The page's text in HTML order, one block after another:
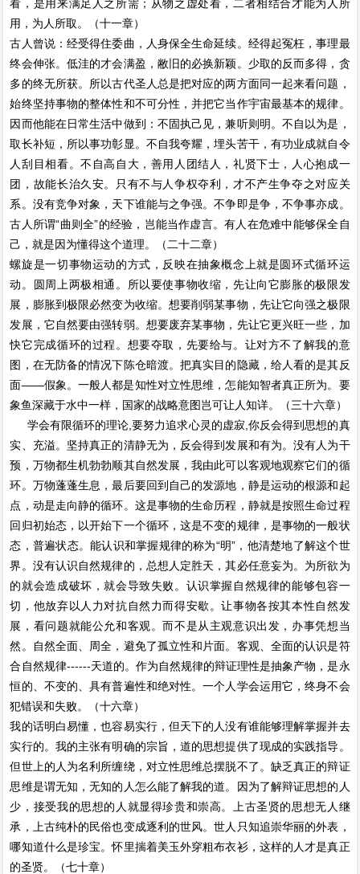
看，是用来满足人之所需；从物之虚处看，二者相结合才能为人所
用，为人所取。（十一章）
古人曾说：经受得住委曲，人身保全生命延续。经得起冤枉，事理最
终会伸张。低洼的才会满盈，敝旧的必换新颖。少取的反而多得，贪
多的终无所获。所以古代圣人总是把对应的两方面同一起来看问题，
始终坚持事物的整体性和不可分性，并把它当作宇宙最基本的规律。
因而他能在日常生活中做到：不固执己见，兼听则明。不自以为是，
取长补短，所以事功彰显。不自我夸耀，埋头苦干，有功业成就自令
人刮目相看。不自高自大，善用人团结人，礼贤下士，人心抱成一
团，故能长治久安。只有不与人争权夺利，才不产生争夺之对应关
系。没有竞争对象，天下谁能与之争强。不争即是争，不争事亦成。
古人所谓“曲则全”的经验，岂能当作虚言。有人在危难中能够保全自
己，就是因为懂得这个道理。（二十二章）
螺旋是一切事物运动的方式，反映在抽象概念上就是圆环式循环运
动。圆周上两极相通。所以要使事物收缩，先让向它膨胀的极限发
展，膨胀到极限必然变为收缩。想要削弱某事物，先让它向强之极限
发展，它自然要由强转弱。想要废弃某事物，先让它更兴旺一些，加
快它完成循环的过程。想要夺取，先要给与。让对方不了解我的意
图，在无防备的情况下陈仓暗渡。把真实目的隐藏，给人看的是其反
面——假象。一般人都是知性对立性思维，怎能知智者真正所为。要
象鱼深藏于水中一样，国家的战略意图岂可让人知详。（三十六章）
学会有限循环的理论,要努力追求心灵的虚寂,你反会得到思想的真
实、充溢。坚持真正的清静无为，反会得到发展和有为。没有人为干
预，万物都生机勃勃顺其自然发展，我由此可以客观地观察它们的循
环。万物蓬蓬生息，最后要回到自己的发源地，静是运动的根源和起
点，动是走向静的循环。这是事物的生命历程，静就是按照生命过程
回归初始态，以开始下一个循环，这是不变的规律，是事物的一般状
态，普遍状态。能认识和掌握规律的称为“明”，他清楚地了解这个世
界。没有认识自然规律的，总想人定胜天，其必任意妄为。为所欲为
的就会造成破坏，就会导致失败。认识掌握自然规律的能够包容一
切，他放弃以人力对抗自然力而得安歇。让事物各按其本性自然发
展，看问题就能公允和客观。而不是从主观意识出发，办事凭想当
然。自然全面、周全，避免了孤立性和片面。客观、全面的认识是符
合自然规律------天道的。作为自然规律的辩证理性是抽象产物，是永
恒的、不变的、具有普遍性和绝对性。一个人学会运用它，终身不会
犯错误和失败。（十六章）
我的话明白易懂，也容易实行，但天下的人没有谁能够理解掌握并去
实行的。我的主张有明确的宗旨，道的思想提供了现成的实践指导。
但世上的人为名利所缠绕，对立性思维总摆脱不了。缺乏真正的辩证
思维是谓无知，无知的人怎么能了解我的道。因为了解辩证思想的人
少，接受我的思想的人就显得珍贵和崇高。上古圣贤的思想无人继
承，上古纯朴的民俗也变成逐利的世风。世人只知追崇华丽的外表，
哪知道什么是珍宝。怀里揣着美玉外穿粗布衣衫，这样的人才是真正
的圣贤。（七十章）